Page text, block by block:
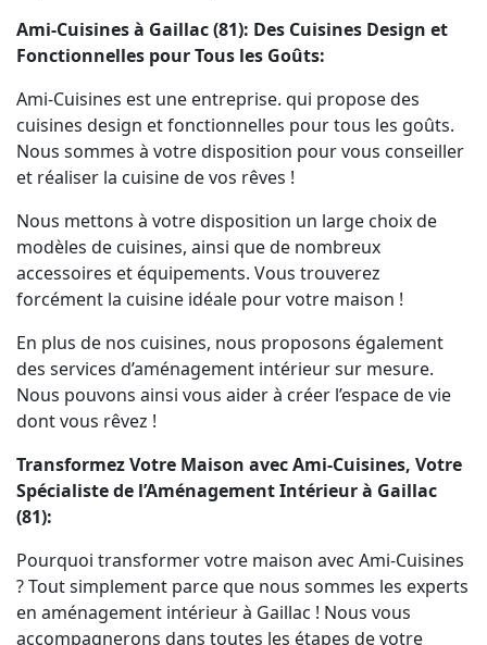
Ami-Cuisines à Gaillac (81): Des Cuisines Design et
Fonctionnelles pour Tous les Goûts:
Ami-Cuisines est une entreprise. qui propose des
cuisines design et fonctionnelles pour tous les goûts.
Nous sommes à votre disposition pour vous conseiller
et réaliser la cuisine de vos rêves !
Nous mettons à votre disposition un large choix de
modèles de cuisines, ainsi que de nombreux
accessoires et équipements. Vous trouverez
forcément la cuisine idéale pour votre maison !
En plus de nos cuisines, nous proposons également
des services d’aménagement intérieur sur mesure.
Nous pouvons ainsi vous aider à créer l’espace de vie
dont vous rêvez !
Transformez Votre Maison avec Ami-Cuisines, Votre
Spécialiste de l’Aménagement Intérieur à Gaillac
(81):
Pourquoi transformer votre maison avec Ami-Cuisines
? Tout simplement parce que nous sommes les experts
en aménagement intérieur à Gaillac ! Nous vous
accompagnerons dans toutes les étapes de votre